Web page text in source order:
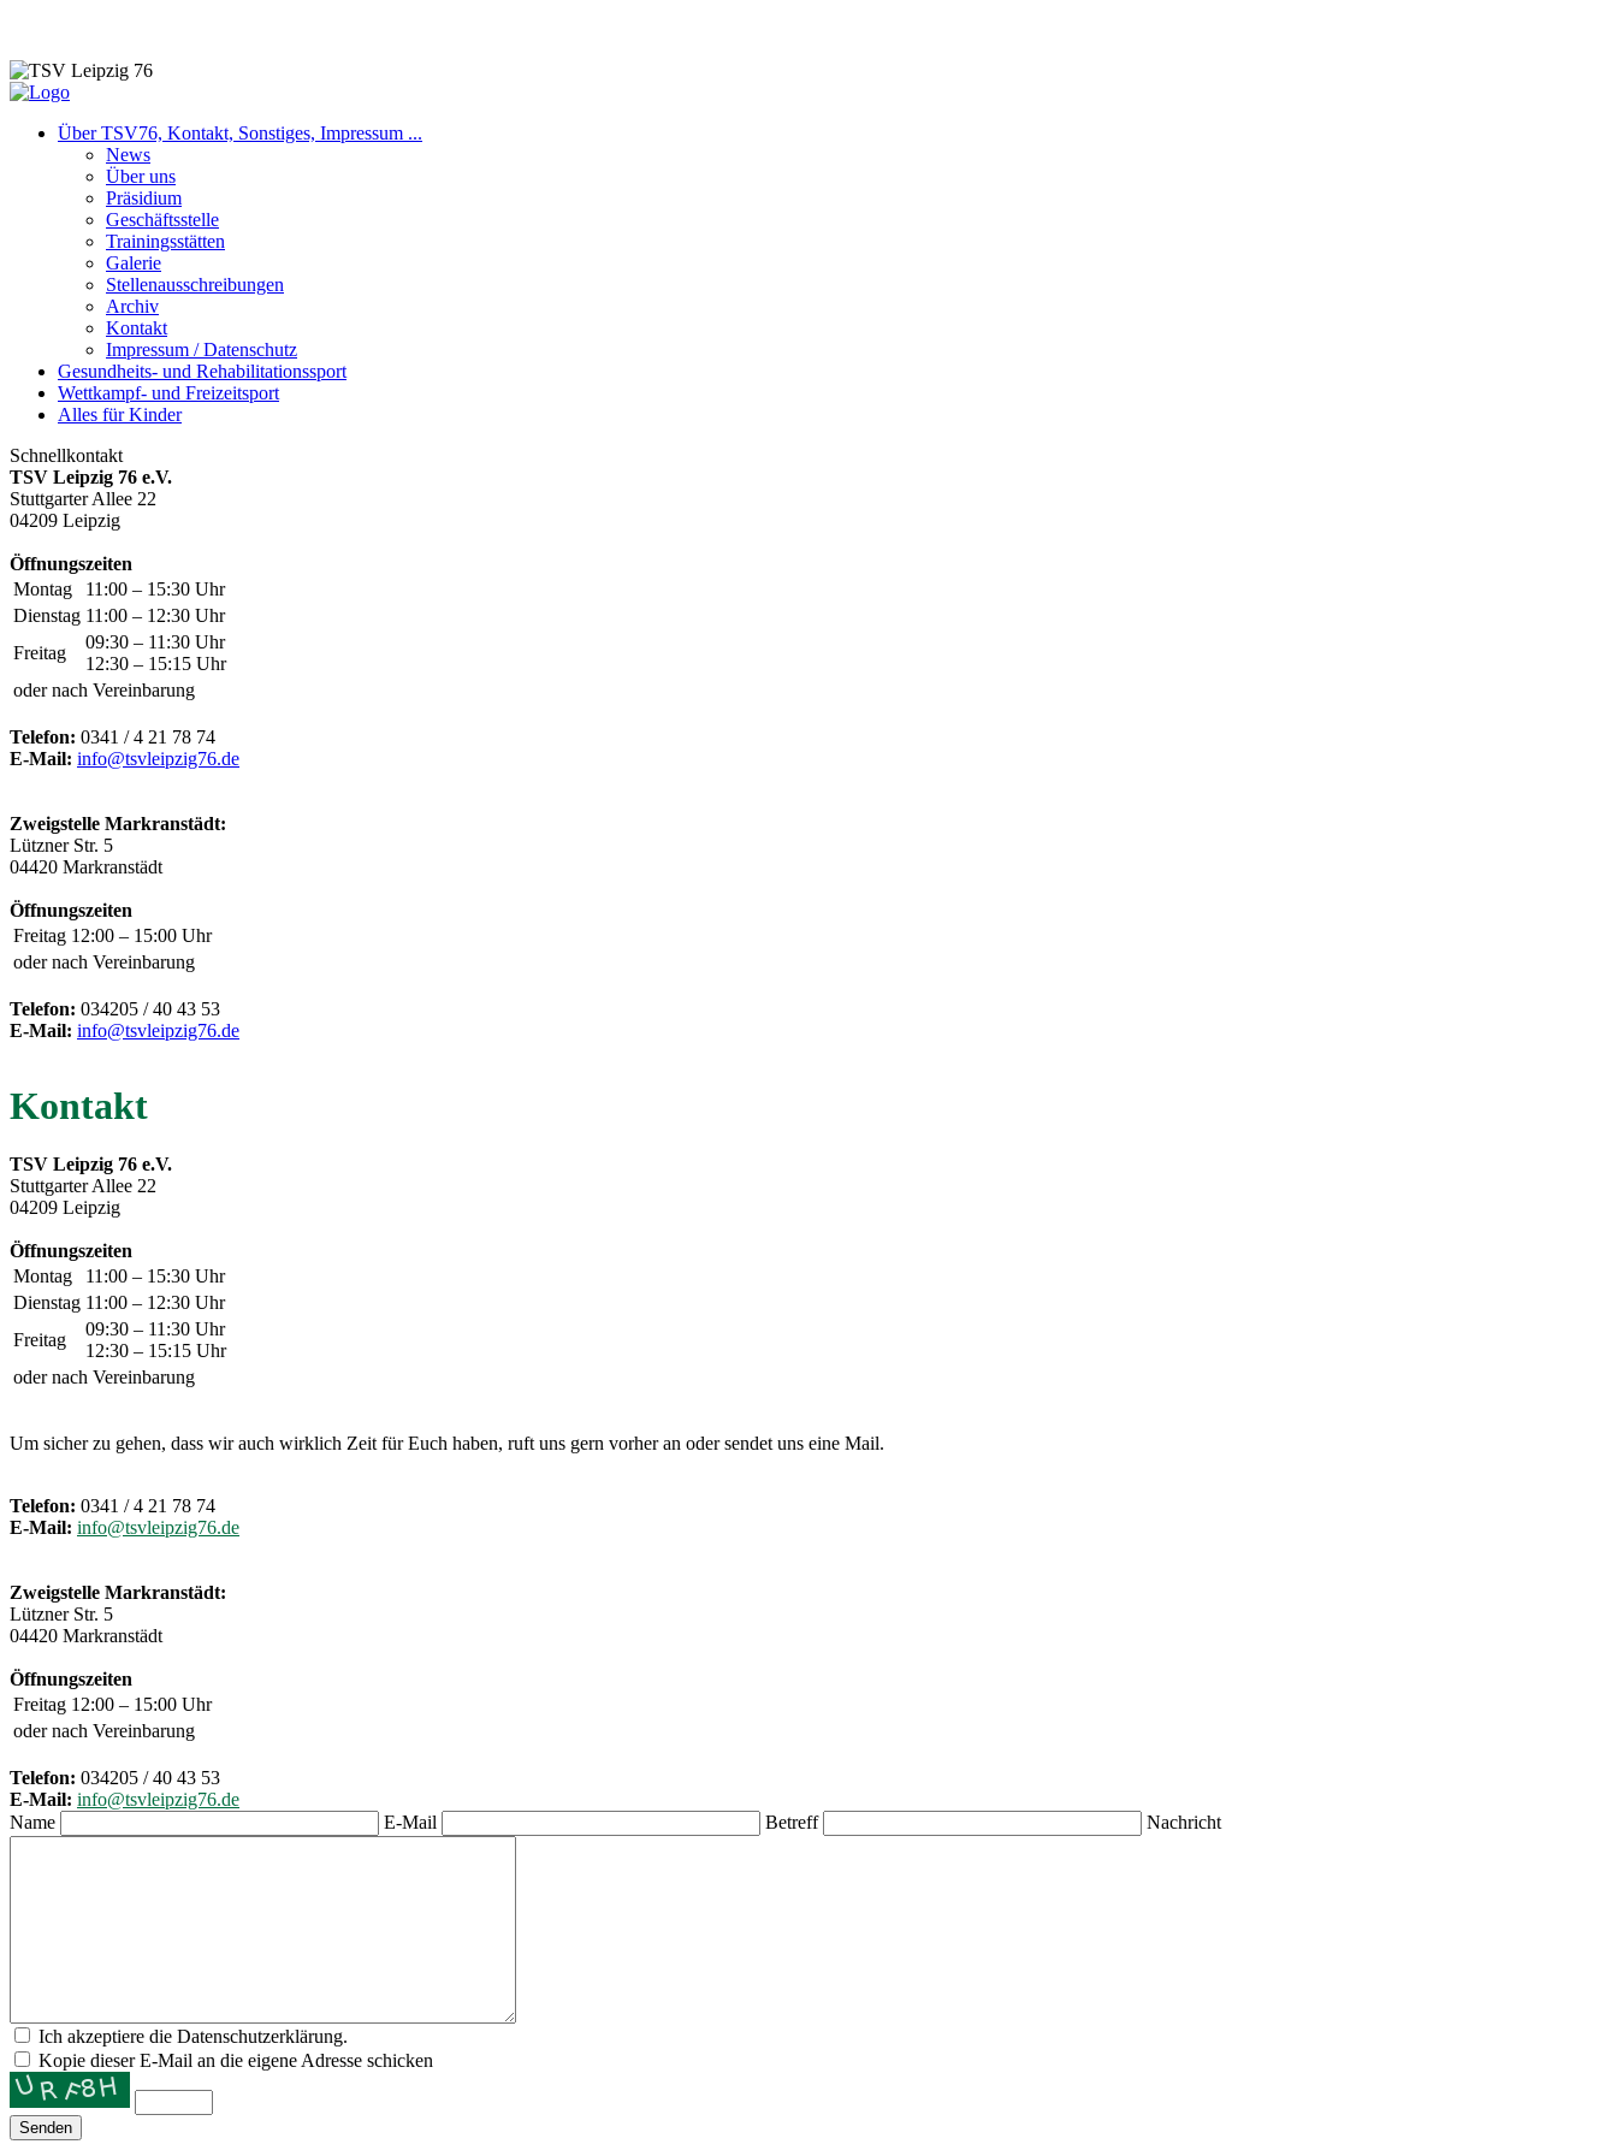
Über TSV76, Kontakt, Sonstiges, Impressum ...
News
Über uns
Präsidium
Geschäftsstelle
Trainingsstätten
Galerie
Stellenausschreibungen
Archiv
Kontakt
Impressum / Datenschutz
Gesundheits- und Rehabilitationssport
Wettkampf- und Freizeitsport
Alles für Kinder
Schnellkontakt
TSV Leipzig 76 e.V.
Stuttgarter Allee 22
04209 Leipzig
Öffnungszeiten
Montag
11:00 – 15:30 Uhr
Dienstag 11:00 – 12:30 Uhr
Freitag
09:30 – 11:30 Uhr
12:30 – 15:15 Uhr
oder nach Vereinbarung
Telefon: 0341 / 4 21 78 74
E-Mail: info@tsvleipzig76.de
Zweigstelle Markranstädt:
Lützner Str. 5
04420 Markranstädt
Öffnungszeiten
Freitag 12:00 – 15:00 Uhr
oder nach Vereinbarung
Telefon: 034205 / 40 43 53
E-Mail: info@tsvleipzig76.de
Kontakt
TSV Leipzig 76 e.V.
Stuttgarter Allee 22
04209 Leipzig
Öffnungszeiten
Montag
11:00 – 15:30 Uhr
Dienstag 11:00 – 12:30 Uhr
Freitag
09:30 – 11:30 Uhr
12:30 – 15:15 Uhr
oder nach Vereinbarung
Um sicher zu gehen, dass wir auch wirklich Zeit für Euch haben, ruft uns gern vorher an oder sendet uns eine Mail.
Telefon: 0341 / 4 21 78 74
E-Mail: info@tsvleipzig76.de
Zweigstelle Markranstädt:
Lützner Str. 5
04420 Markranstädt
Öffnungszeiten
Freitag 12:00 – 15:00 Uhr
oder nach Vereinbarung
Telefon: 034205 / 40 43 53
E-Mail: info@tsvleipzig76.de
Name
E-Mail Betreff Nachricht
Ich akzeptiere die Datenschutzerklärung.
Kopie dieser E-Mail an die eigene Adresse schicken